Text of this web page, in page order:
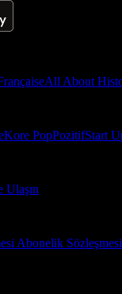
All About
Kore PopPozitifStart
Ulaşın
Abonelik Sözleşmesi